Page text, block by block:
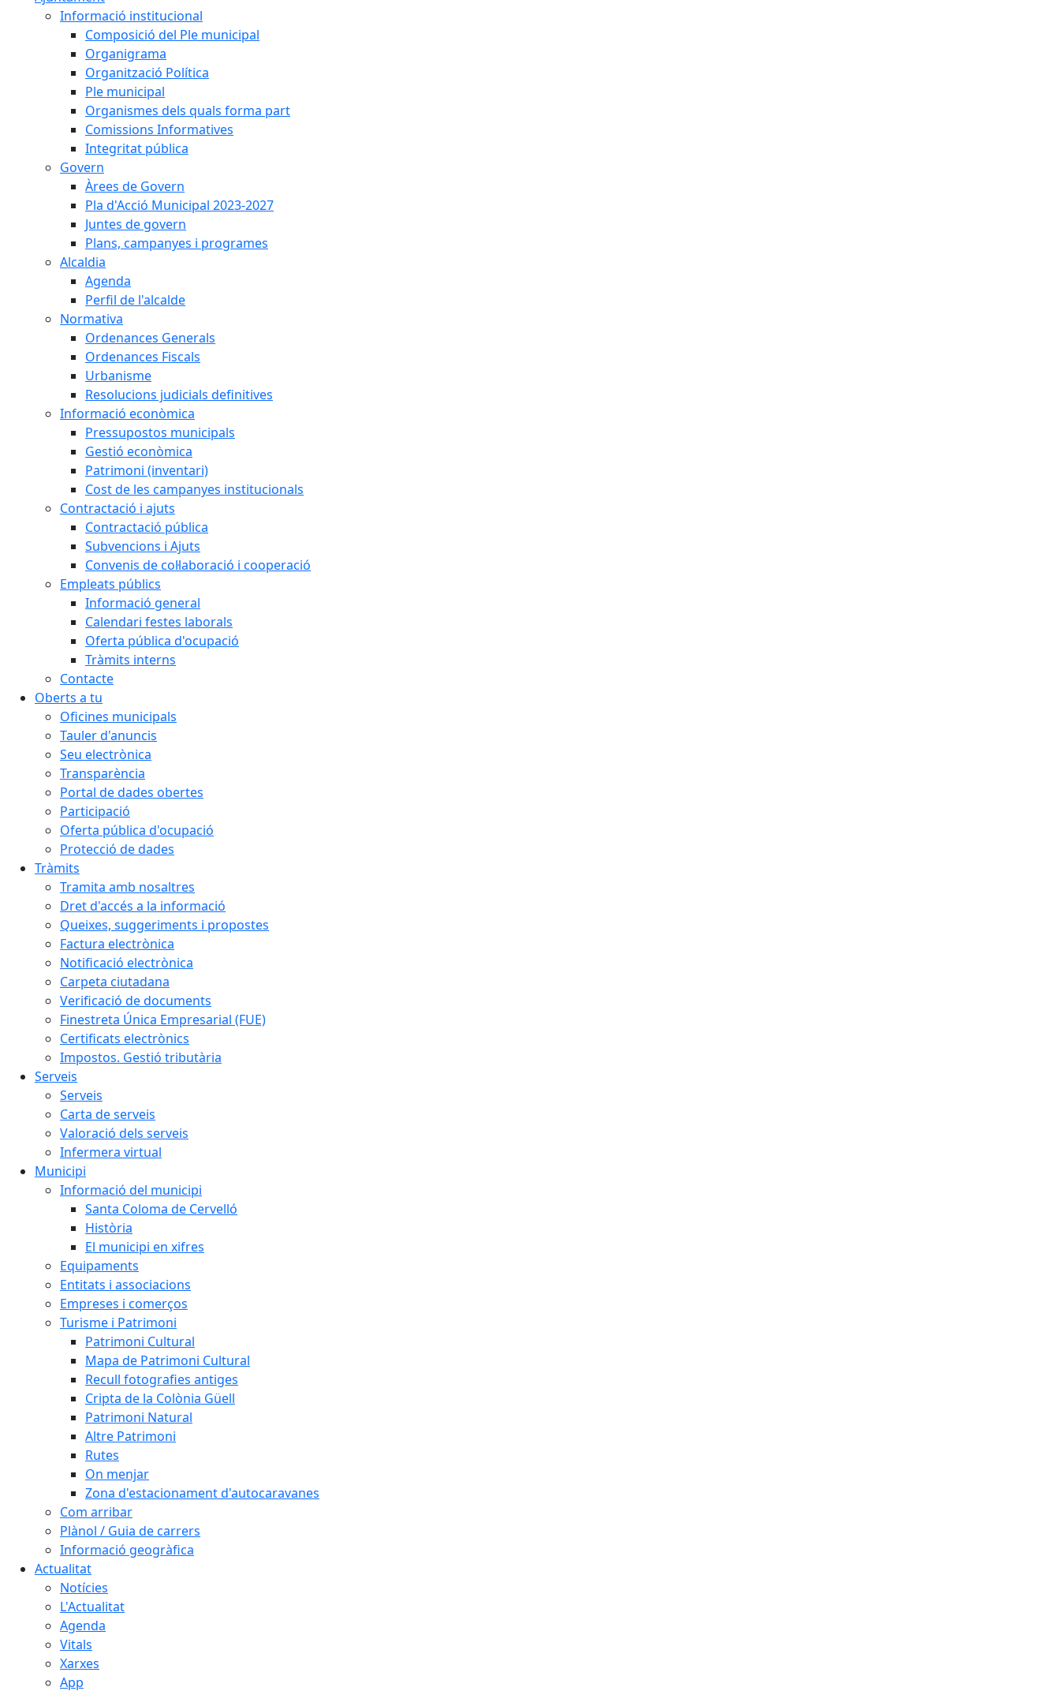
Informació institucional
Composició del Ple municipal
Organigrama
Organització Política
Ple municipal
Organismes dels quals forma part
Comissions Informatives
Integritat pública
Govern
Àrees de Govern
Pla d'Acció Municipal 2023-2027
Juntes de govern
Plans, campanyes i programes
Alcaldia
Agenda
Perfil de l'alcalde
Normativa
Ordenances Generals
Ordenances Fiscals
Urbanisme
Resolucions judicials definitives
Informació econòmica
Pressupostos municipals
Gestió econòmica
Patrimoni (inventari)
Cost de les campanyes institucionals
Contractació i ajuts
Contractació pública
Subvencions i Ajuts
Convenis de col·laboració i cooperació
Empleats públics
Informació general
Calendari festes laborals
Oferta pública d'ocupació
Tràmits interns
Contacte
Oberts a tu
Oficines municipals
Tauler d'anuncis
Seu electrònica
Transparència
Portal de dades obertes
Participació
Oferta pública d'ocupació
Protecció de dades
Tràmits
Tramita amb nosaltres
Dret d'accés a la informació
Queixes, suggeriments i propostes
Factura electrònica
Notificació electrònica
Carpeta ciutadana
Verificació de documents
Finestreta Única Empresarial (FUE)
Certificats electrònics
Impostos. Gestió tributària
Serveis
Serveis
Carta de serveis
Valoració dels serveis
Infermera virtual
Municipi
Informació del municipi
Santa Coloma de Cervelló
Història
El municipi en xifres
Equipaments
Entitats i associacions
Empreses i comerços
Turisme i Patrimoni
Patrimoni Cultural
Mapa de Patrimoni Cultural
Recull fotografies antiges
Cripta de la Colònia Güell
Patrimoni Natural
Altre Patrimoni
Rutes
On menjar
Zona d'estacionament d'autocaravanes
Com arribar
Plànol / Guia de carrers
Informació geogràfica
Actualitat
Notícies
L'Actualitat
Agenda
Vitals
Xarxes
App